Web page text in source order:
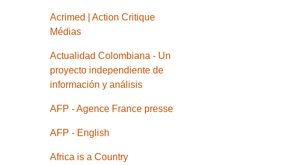
Acrimed | Action Critique
Médias
Actualidad Colombiana - Un
proyecto independiente de
información y análisis
AFP - Agence France presse
AFP - English
Africa is a Country